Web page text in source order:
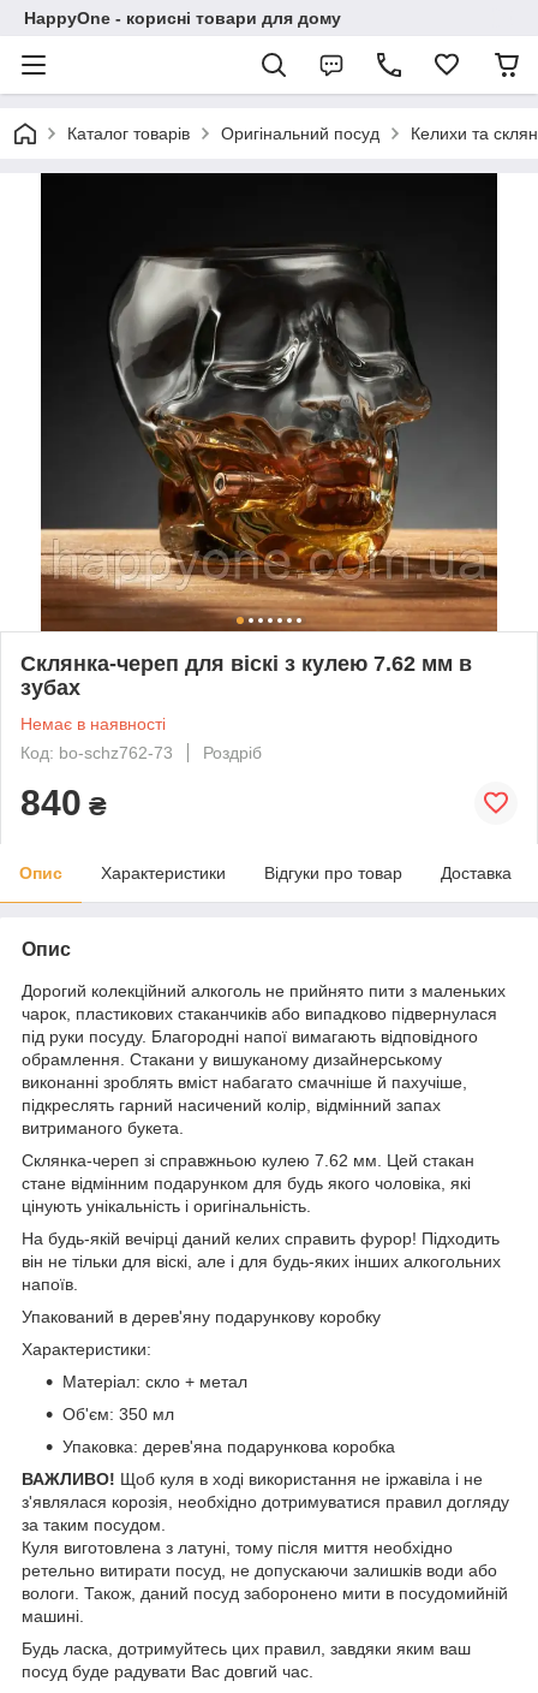
HappyOne - корисні товари для дому
Каталог товарів Оригінальний посуд Келихи та
Склянка-череп для віскі з кулею 7.62 мм в
зубах
Немає в наявності
Код: bo-schz762-73
Роздріб
840 ₴
Опис Характеристики Відгуки про товар Доставка
Опис
Дорогий колекційний алкоголь не прийнято пити з маленьких
чарок, пластикових стаканчиків або випадково підвернулася
під руки посуду. Благородні напої вимагають відповідного
обрамлення. Стакани у вишуканому дизайнерському
виконанні зроблять вміст набагато смачніше й пахучіше,
підкреслять гарний насичений колір, відмінний запах
витриманого букета.
Склянка-череп зі справжньою кулею 7.62 мм. Цей стакан
стане відмінним подарунком для будь якого чоловіка, які
цінують унікальність і оригінальність.
На будь-якій вечірці даний келих справить фурор! Підходить
він не тільки для віскі, але і для будь-яких інших алкогольних
напоїв.
Упакований в дерев'яну подарункову коробку
Характеристики:
Матеріал: скло + метал
Об'єм: 350 мл
Упаковка: дерев'яна подарункова коробка
ВАЖЛИВО! Щоб куля в ході використання не іржавіла і не
з'являлася корозія, необхідно дотримуватися правил догляду
за таким посудом.
Куля виготовлена з латуні, тому після миття необхідно
ретельно витирати посуд, не допускаючи залишків води або
вологи. Також, даний посуд заборонено мити в посудомийній
машині.
Будь ласка, дотримуйтесь цих правил, завдяки яким ваш
посуд буде радувати Вас довгий час.